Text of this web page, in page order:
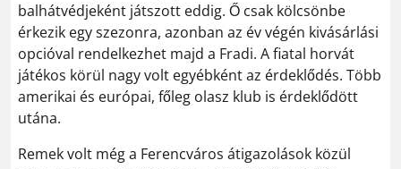
balhátvédjeként játszott eddig. Ő csak kölcsönbe
érkezik egy szezonra, azonban az év végén kivásárlási
opcióval rendelkezhet majd a Fradi. A fiatal horvát
játékos körül nagy volt egyébként az érdeklődés. Több
amerikai és európai, főleg olasz klub is érdeklődött
utána.
Remek volt még a Ferencváros átigazolások közül